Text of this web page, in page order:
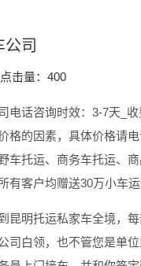
司
击量： 400
话咨询时效：3-7天_收
格的因素，具体价格请
车托运、商务车托运、
有客户均赠送30万小车运
明托运私家车全境，
司白领，也不管您是单